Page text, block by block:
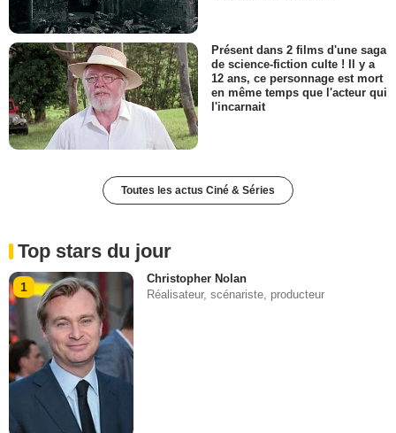
Présent dans 2 films d'une saga
de science-fiction culte ! Il y a
12 ans, ce personnage est mort
en même temps que l'acteur qui
l'incarnait
Toutes les actus Ciné & Séries
Top stars du jour
1
Christopher Nolan
Réalisateur, scénariste, producteur